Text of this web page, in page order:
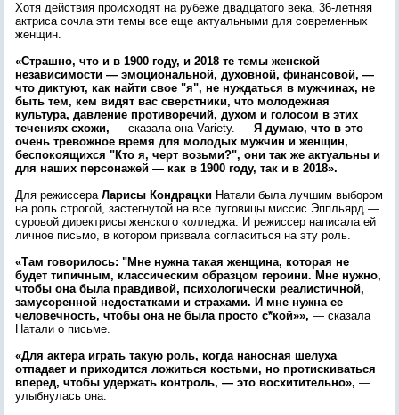
Хотя действия происходят на рубеже двадцатого века, 36-летняя
актриса сочла эти темы все еще актуальными для современных
женщин.
«Страшно, что и в 1900 году, и 2018 те темы женской
независимости — эмоциональной, духовной, финансовой, —
что диктуют, как найти свое "я", не нуждаться в мужчинах, не
быть тем, кем видят вас сверстники, что молодежная
культура, давление противоречий, духом и голосом в этих
течениях схожи, — сказала она Variety. — Я думаю, что в это
очень тревожное время для молодых мужчин и женщин,
беспокоящихся "Кто я, черт возьми?", они так же актуальны и
для наших персонажей — как в 1900 году, так и в 2018».
Для режиссера Ларисы Кондрацки Натали была лучшим выбором
на роль строгой, застегнутой на все пуговицы миссис Эппльярд —
суровой директрисы женского колледжа. И режиссер написала ей
личное письмо, в котором призвала согласиться на эту роль.
«Там говорилось: "Мне нужна такая женщина, которая не
будет типичным, классическим образцом героини. Мне нужно,
чтобы она была правдивой, психологически реалистичной,
замусоренной недостатками и страхами. И мне нужна ее
человечность, чтобы она не была просто с*кой»», — сказала
Натали о письме.
«Для актера играть такую роль, когда наносная шелуха
отпадает и приходится ложиться костьми, но протискиваться
вперед, чтобы удержать контроль, — это восхитительно», —
улыбнулась она.